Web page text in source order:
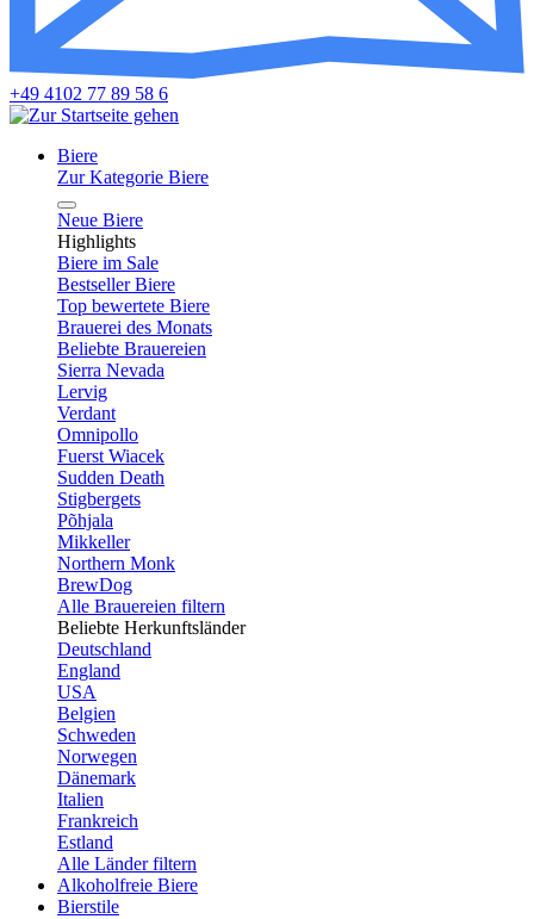
+49 4102 77 89 58 6
Biere
Zur Kategorie Biere
Neue Biere
Highlights
Biere im Sale
Bestseller Biere
Top bewertete Biere
Brauerei des Monats
Beliebte Brauereien
Sierra Nevada
Lervig
Verdant
Omnipollo
Fuerst Wiacek
Sudden Death
Stigbergets
Põhjala
Mikkeller
Northern Monk
BrewDog
Alle Brauereien filtern
Beliebte Herkunftsländer
Deutschland
England
USA
Belgien
Schweden
Norwegen
Dänemark
Italien
Frankreich
Estland
Alle Länder filtern
Alkoholfreie Biere
Bierstile